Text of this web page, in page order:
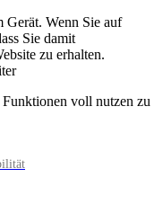
Gerät. Wenn Sie auf
Sie damit
zu erhalten.
Funktionen voll nutzen zu